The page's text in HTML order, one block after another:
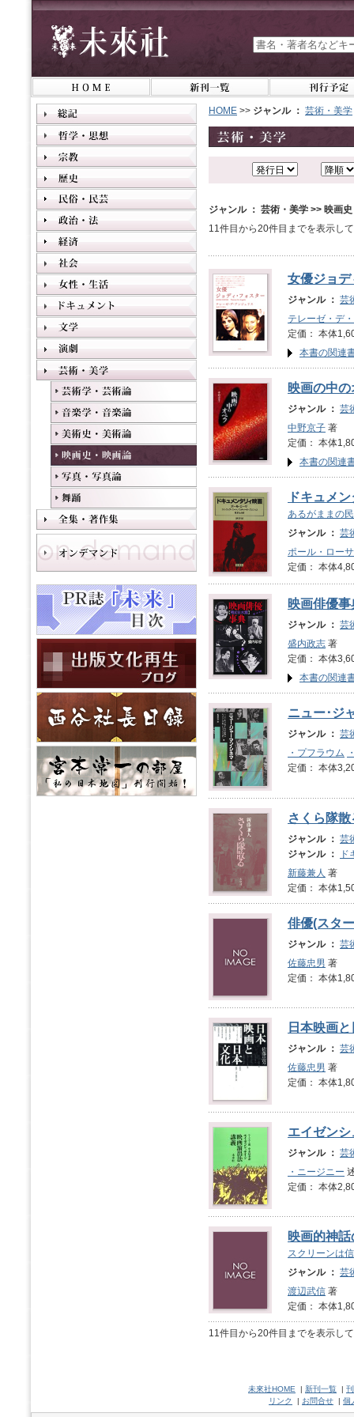
HOME >> ジャンル ： 芸術・美学
ジャンル ： 芸術・美学 >> 映画
11件目から20件目までを表示し
女優ジョ
ジャンル ： 芸
テレーゼ・デ
定価： 本体
本書の関連
映画の中
ジャンル ： 芸
中野京子 著
定価： 本体
本書の関連
ドキュメ
あるがままの
ジャンル ： 芸
ポール・ローサ
定価： 本体
映画俳優
ジャンル ： 芸
盛内政志 著
定価： 本体
本書の関連
ニュー･ジ
ジャンル ： 芸
・プフラウム
定価： 本体
さくら隊散
ジャンル ： 芸
ジャンル ：
ド
新藤兼人 著
定価： 本体
俳優(スタ
ジャンル ： 芸
佐藤忠男 著
定価： 本体
日本映画
ジャンル ： 芸
佐藤忠男 著
定価： 本体
エイゼン
ジャンル ： 芸
・ニージニー
定価： 本体
映画的神
スクリーンは
ジャンル ： 芸
渡辺武信 著
定価： 本体
11件目から20件目までを表示し
未來社HOME | 新刊一覧 |
リンク
| お問合せ | 個